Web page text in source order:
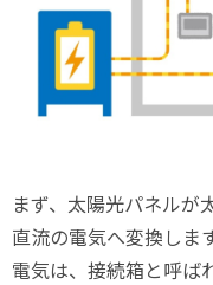
まず、太陽光パネルが
直流の電気へ変換しま
電気は、接続箱と呼ば